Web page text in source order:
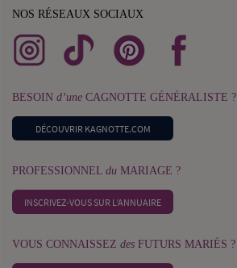
NOS RÉSEAUX SOCIAUX
BESOIN d’une CAGNOTTE GÉNÉRALISTE ?
DÉCOUVRIR KAGNOTTE.COM
PROFESSIONNEL du MARIAGE ?
INSCRIVEZ-VOUS SUR L’ANNUAIRE
VOUS CONNAISSEZ des FUTURS MARIÉS ?